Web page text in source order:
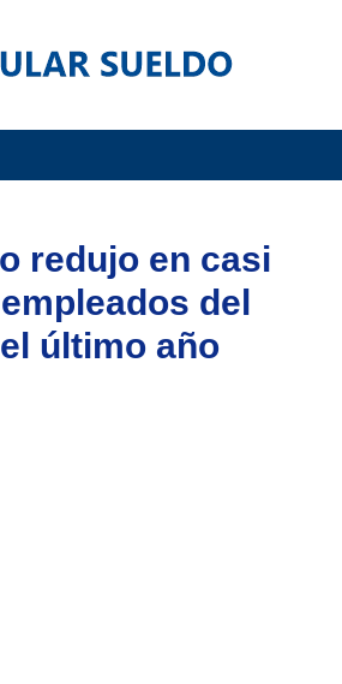
redujo en casi
del
último año